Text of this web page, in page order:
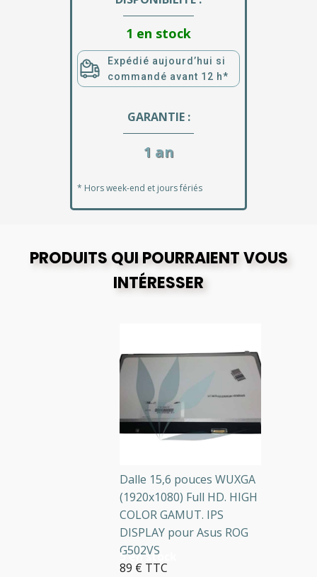
1 en stock
Expédié aujourd’hui si
commandé avant 12 h*
GARANTIE :
1 an
* Hors week-end et jours fériés
PRODUITS QUI POURRAIENT VOUS
INTÉRESSER
5 en stock
Dalle 15,6 pouces WUXGA
(1920x1080) Full HD. HIGH
COLOR GAMUT. IPS
DISPLAY pour Asus ROG
G502VS
89 € TTC